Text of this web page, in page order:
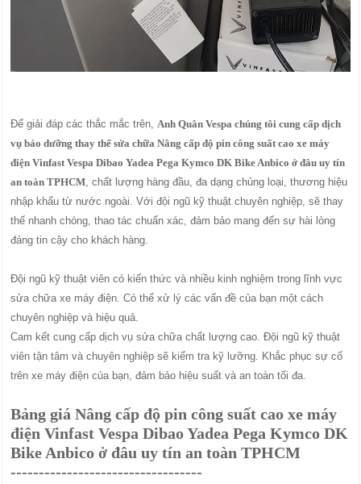
Để giải đáp các thắc mắc trên, Anh Quân Vespa chúng tôi cung cấp dịch
vụ bảo dưỡng thay thế sửa chữa Nâng cấp độ pin công suất cao xe máy
điện Vinfast Vespa Dibao Yadea Pega Kymco DK Bike Anbico ở đâu uy tín
an toàn TPHCM , chất lượng hàng đầu, đa dạng chủng loại, thương hiệu
nhập khẩu từ nước ngoài. Với đội ngũ kỹ thuật chuyên nghiệp, sẽ thay
thế nhanh chóng, thao tác chuẩn xác, đảm bảo mang đến sự hài lòng
đáng tin cậy cho khách hàng.
Đội ngũ kỹ thuật viên có kiến thức và nhiều kinh nghiệm trong lĩnh vực
sửa chữa xe máy điện. Có thể xử lý các vấn đề của bạn một cách
chuyên nghiệp và hiệu quả.
Cam kết cung cấp dịch vụ sửa chữa chất lượng cao. Đội ngũ kỹ thuật
viên tận tâm và chuyên nghiệp sẽ kiểm tra kỹ lưỡng. Khắc phục sự cố
trên xe máy điện của bạn, đảm bảo hiệu suất và an toàn tối đa.
Bảng giá Nâng cấp độ pin công suất cao xe máy
điện Vinfast Vespa Dibao Yadea Pega Kymco DK
Bike Anbico ở đâu uy tín an toàn TPHCM
----------------------------------